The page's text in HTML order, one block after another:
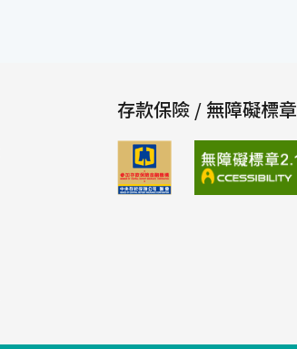
託」服務，增進交易效率。 玉山證券為提供投
資人便捷的服務，快速調整並同步提升各電子
下單包含CTS、MVP平台及A+行動下單贏家版
之相關功能，由原本下單介面擴充延伸，在不
改變交易人使用習慣的前提下新增功能，維持
高品質的快速下單服務，有效促進期權下單的
存款保險 / 無障礙標章